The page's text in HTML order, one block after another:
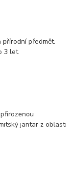
přírodní předmět.
3 let.
jantar z oblasti